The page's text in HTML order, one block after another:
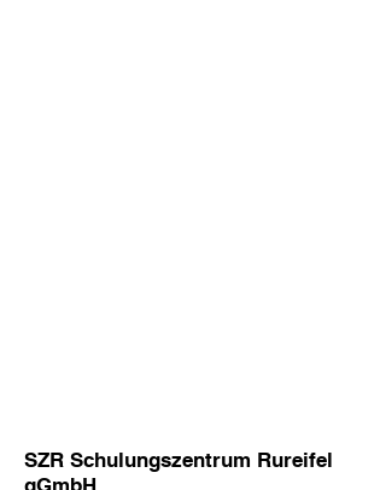
SZR Schulungszentrum Rureifel
gGmbH